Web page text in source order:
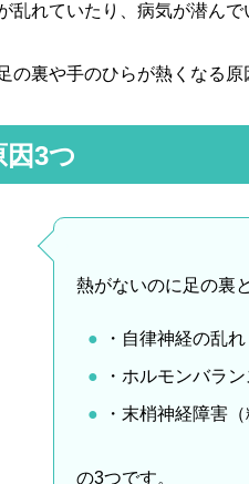
乱れていたり、病気が潜んで
の裏や手のひらが熱くなる原
3つ
熱がないのに足の裏
・自律神経の乱れ
・ホルモンバラ
・末梢神経障害（
の3つです。